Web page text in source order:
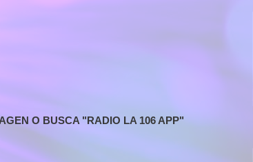
O BUSCA "RADIO LA 106 APP"